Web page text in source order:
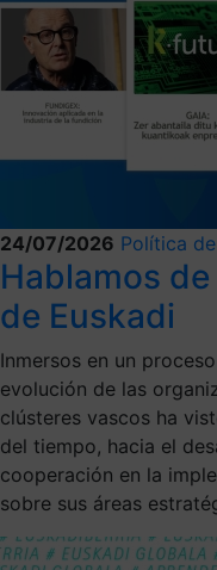
24/07/2026 Política
Hablamos
de Euskadi
Inmersos en un
evolución de las
clústeres vascos ha
del tiempo, hacia el
cooperación en la
sobre sus áreas